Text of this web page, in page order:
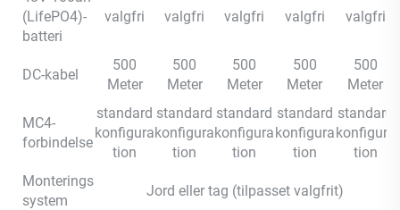
(LifePO4)-
batteri
valgfri valgfri valgfri valgfri valgfri
DC-kabel
500
Meter
500
Meter
500
Meter
500
Meter
500
Meter
MC4-
forbindelse
standard
konfigura
tion
standard
konfigura
tion
standard
konfigura
tion
standard
konfigura
tion
standard
konfigura
tion
Monterings
system
Jord eller tag (tilpasset valgfrit)